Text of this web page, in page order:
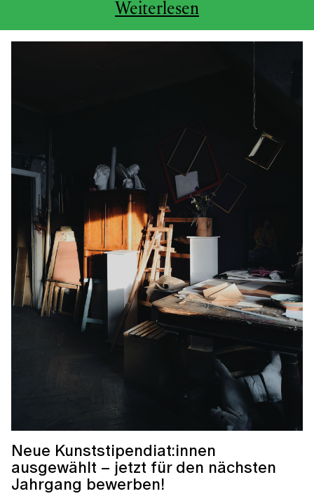
Weiterlesen
Neue Kunststipendiat:innen
ausgewählt – jetzt für den nächsten
Jahrgang bewerben!